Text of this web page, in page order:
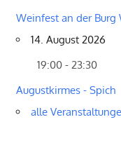
Weinfest an der Burg
14. August 2026
19:00 - 23:30
Augustkirmes - Spich
alle